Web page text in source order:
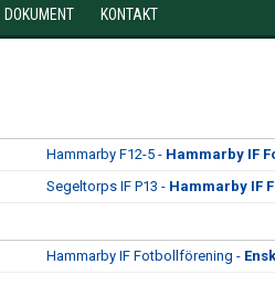
DOKUMENT KONTAKT
Hammarby F12-5 - Hammarby IF
Segeltorps IF P13 - Hammarby IF
Hammarby IF Fotbollförening -